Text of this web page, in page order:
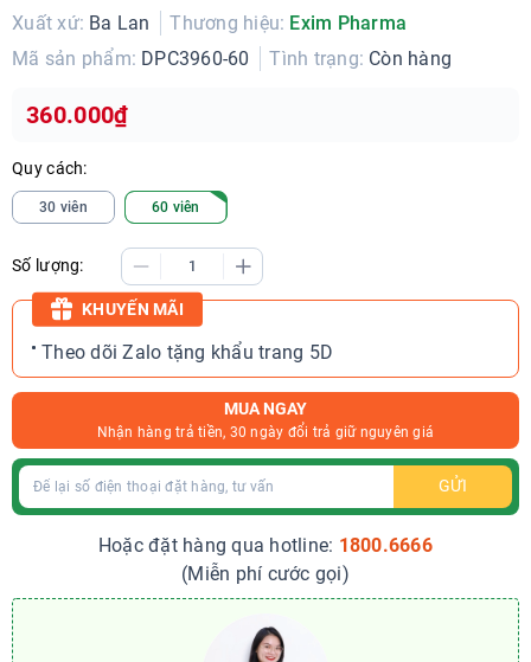
Xuất xứ: Ba Lan Thương hiệu: Exim Pharma
Mã sản phẩm: DPC3960-60 Tình trạng: Còn hàng
360.000₫
Quy cách:
30 viên 60 viên
Số lượng:
KHUYẾN MÃI
Theo dõi Zalo tặng khẩu trang 5D
MUA NGAY
Nhận hàng trả tiền, 30 ngày đổi trả giữ nguyên giá
GỬI
Hoặc đặt hàng qua hotline: 1800.6666
(Miễn phí cước gọi)